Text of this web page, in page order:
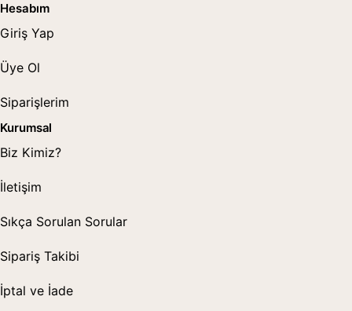
Hesabım
Giriş Yap
Üye Ol
Siparişlerim
Kurumsal
Biz Kimiz?
İletişim
Sıkça Sorulan Sorular
Sipariş Takibi
İptal ve İade